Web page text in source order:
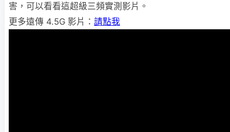
害，可以看看這超級三頻實測影片。
更多遠傳 4.5G 影片： 請點我